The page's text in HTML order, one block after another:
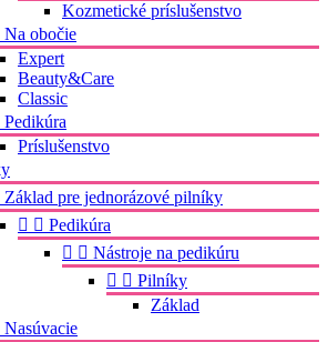
Kozmetické príslušenstvo
Na obočie
Expert
Beauty&Care
Classic
Pedikúra
Príslušenstvo
Základ pre jednorázové pilníky
  Pedikúra
  Nástroje na pedikúru
  Pilníky
Základ
Nasúvacie